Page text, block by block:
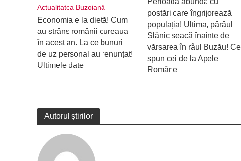
Actualitatea Buzoiană
Economia e la dietă! Cum
au strâns românii cureaua
în acest an. La ce bunuri
de uz personal au renunțat!
Ultimele date
Perioada abundă cu
postări care îngrijorează
populația! Ultima, pârâul
Slănic seacă înainte de
vărsarea în râul Buzău! Ce
spun cei de la Apele
Române
Autorul știrilor